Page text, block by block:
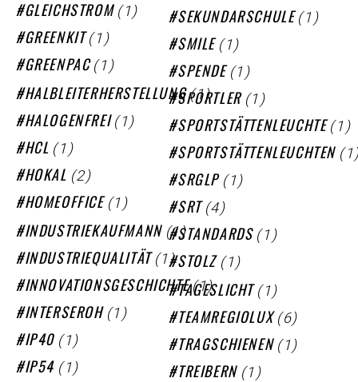
GLEICHSTROM (1)
GREENKIT (1)
GREENPAC (1)
HALBLEITERHERSTELLUNG (1)
HALOGENFREI (1)
HCL (1)
HOKAL (2)
HOMEOFFICE (1)
INDUSTRIEKAUFMANN (1)
INDUSTRIEQUALITÄT (1)
INNOVATIONSGESCHICHTE (1)
INTERSEROH (1)
IP40 (1)
IP54 (1)
SEKUNDARSCHULE (1)
SMILE (1)
SPENDE (1)
SPORTLER (1)
SPORTSTÄTTENLEUCHTE (1)
SPORTSTÄTTENLEUCHTEN
SRGLP (1)
SRT (4)
STANDARDS (1)
STOLZ (1)
TAGESLICHT (1)
TEAMREGIOLUX (6)
TRAGSCHIENEN (1)
TREIBERN (1)